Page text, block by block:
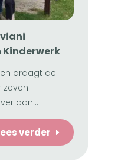
draagt de
aan...
verder E